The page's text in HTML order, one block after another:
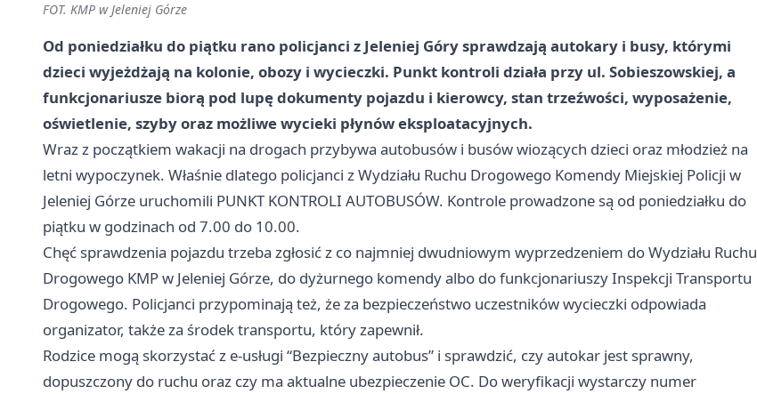
FOT. KMP w Jeleniej Górze
Od poniedziałku do piątku rano policjanci z Jeleniej Góry sprawdzają autokary i busy, którymi
dzieci wyjeżdżają na kolonie, obozy i wycieczki. Punkt kontroli działa przy ul. Sobieszowskiej, a
funkcjonariusze biorą pod lupę dokumenty pojazdu i kierowcy, stan trzeźwości, wyposażenie,
oświetlenie, szyby oraz możliwe wycieki płynów eksploatacyjnych.
Wraz z początkiem wakacji na drogach przybywa autobusów i busów wiozących dzieci oraz młodzież na
letni wypoczynek. Właśnie dlatego policjanci z Wydziału Ruchu Drogowego Komendy Miejskiej Policji w
Jeleniej Górze uruchomili PUNKT KONTROLI AUTOBUSÓW. Kontrole prowadzone są od poniedziałku do
piątku w godzinach od 7.00 do 10.00.
Chęć sprawdzenia pojazdu trzeba zgłosić z co najmniej dwudniowym wyprzedzeniem do Wydziału Ruchu
Drogowego KMP w Jeleniej Górze, do dyżurnego komendy albo do funkcjonariuszy Inspekcji Transportu
Drogowego. Policjanci przypominają też, że za bezpieczeństwo uczestników wycieczki odpowiada
organizator, także za środek transportu, który zapewnił.
Rodzice mogą skorzystać z e-usługi “Bezpieczny autobus” i sprawdzić, czy autokar jest sprawny,
dopuszczony do ruchu oraz czy ma aktualne ubezpieczenie OC. Do weryfikacji wystarczy numer